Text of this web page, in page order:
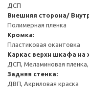
ДСП
Внешняя сторона/
Полимерная пленка
Кромка:
Пластиковая окантовка
Каркас верхн шкафа на
ДСП, Меламиновая
Задняя стенка:
ДВП, Акриловая краска